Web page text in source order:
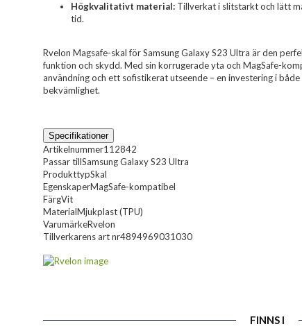
Högkvalitativt material: Tillverkat i slitstarkt och lätt
tid.
Rvelon Magsafe-skal för Samsung Galaxy S23 Ultra är den
funktion och skydd. Med sin korrugerade yta och MagSafe-
användning och ett sofistikerat utseende – en investering i
bekvämlighet.
Specifikationer
Artikelnummer112842
Passar tillSamsung Galaxy S23 Ultra
ProdukttypSkal
EgenskaperMagSafe-kompatibel
FärgVit
MaterialMjukplast (TPU)
VarumärkeRvelon
Tillverkarens art nr4894969031030
FINNS I